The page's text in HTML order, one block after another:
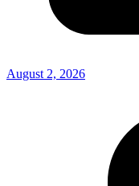
August 2, 2026